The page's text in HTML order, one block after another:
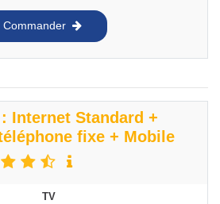
Commander
Internet Standard +
fixe + Mobile
TV